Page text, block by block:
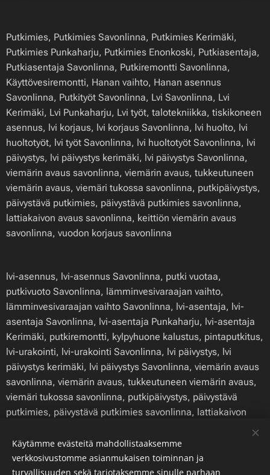
Putkimies, Putkimies Savonlinna, Putkimies Kerimäki,
Putkimies Punkaharju, Putkimies Enonkoski, Putkiasentaja,
Putkiasentaja Savonlinna, Putkiremontti Savonlinna,
Käyttövesiremontti, Hanan vaihto, Hanan asennus
Savonlinna, Putkityöt Savonlinna, Lvi Savonlinna, Lvi
Kerimäki, Lvi Punkaharju, Lvi työt, talotekniikka, tiskikoneen
asennus, lvi korjaus, lvi korjaus Savonlinna, lvi huolto, lvi
huoltotyöt, lvi työt Savonlinna, lvi huoltotyöt Savonlinna, lvi
päivystys, lvi päivystys kerimäki, lvi päivystys Savonlinna,
viemärin avaus savonlinna, viemärin avaus, tukkeutuneen
viemärin avaus, viemäri tukossa savonlinna, putkipäivystys,
päivystävä putkimies, päivystävä putkimies savonlinna,
lattiakaivon avaus savonlinna, keittiön viemärin avaus
savonlinna, vuodon korjaus savonlinna
lvi-asennus, lvi-asennus Savonlinna, putki vuotaa,
putkivuoto Savonlinna, lämminvesivaraajan vaihto,
lämminvesivaraajan vaihto Savonlinna, lvi-asentaja, lvi-
asentaja Savonlinna, lvi-asentaja Punkaharju, lvi-asentaja
Kerimäki, putkiremontti, kylpyhuone kalustus, pintaputkitus,
lvi-urakointi, lvi-urakointi Savonlinna, lvi päivystys, lvi
päivystys kerimäki, lvi päivystys Savonlinna, viemärin avaus
savonlinna, viemärin avaus, tukkeutuneen viemärin avaus,
viemäri tukossa savonlinna, putkipäivystys, päivystävä
putkimies, päivystävä putkimies savonlinna, lattiakaivon
vuodon korjaus savonlinna
Käytämme evästeitä mahdollistaaksemme
verkkosivustomme asianmukaisen toiminnan ja
turvallisuuden sekä tarjotaksemme sinulle parhaan